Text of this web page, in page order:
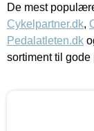
De mest
Cykelpartner.dk,
Pedalatleten.dk
sortiment til gode